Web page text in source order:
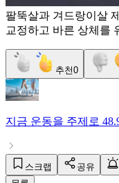
팔뚝살과 겨드랑이살
교정하고 바른 상체를
추천0
지금 운동을 주제로
스크랩 공유